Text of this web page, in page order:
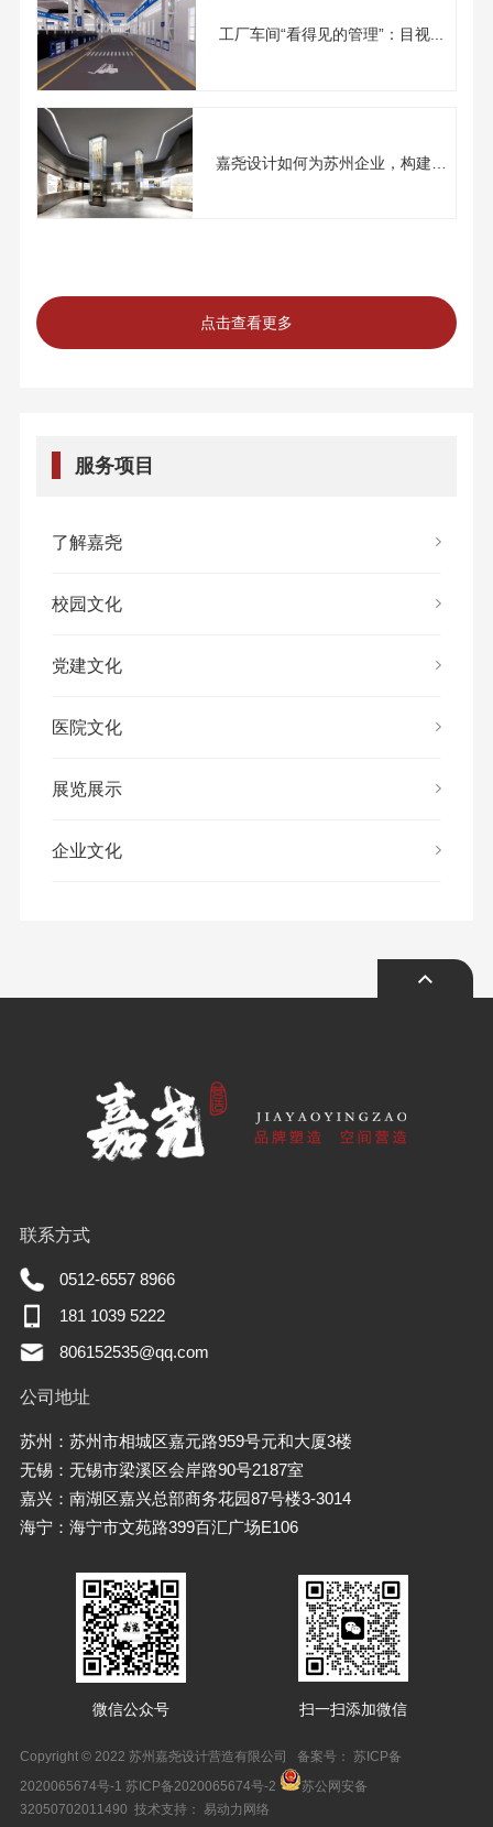
工厂车间“看得见的管理”：目视...
嘉尧设计如何为苏州企业，构建
点击查看更多
服务项目
了解嘉尧
校园文化
党建文化
医院文化
展览展示
企业文化
Copyright © 2022 苏州嘉尧设计营造有限公司 备案号： 苏ICP备
2020065674号-1 苏ICP备2020065674号-2
苏公网安备
32050702011490 技术支持： 易动力网络
联系方式
0512-6557 8966
181 1039 5222
806152535@qq.com
公司地址
苏州：苏州市相城区嘉元路959号元和大厦3楼
无锡：无锡市梁溪区会岸路90号2187室
嘉兴：南湖区嘉兴总部商务花园87号楼3-3014
海宁：海宁市文苑路399百汇广场E106
微信公众号 扫一扫添加微信